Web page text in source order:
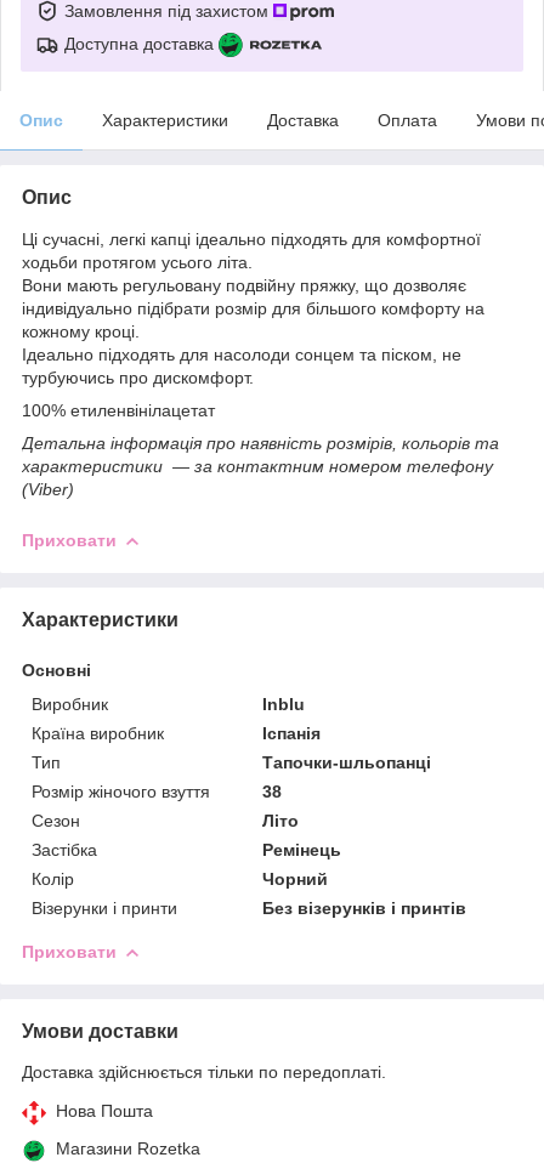
Замовлення під захистом
Доступна доставка
Опис Характеристики Доставка Оплата Умови
Опис
Ці сучасні, легкі капці ідеально підходять для комфортної
ходьби протягом усього літа.
Вони мають регульовану подвійну пряжку, що дозволяє
індивідуально підібрати розмір для більшого комфорту на
кожному кроці.
Ідеально підходять для насолоди сонцем та піском, не
турбуючись про дискомфорт.
100% етиленвінілацетат
Детальна інформація про наявність розмірів, кольорів та
характеристики ― за контактним номером телефону
(Viber)
Приховати
Характеристики
Основні
Виробник
Inblu
Країна виробник
Іспанія
Тип
Тапочки-шльопанці
Розмір жіночого взуття
38
Сезон
Літо
Застібка
Ремінець
Колір
Чорний
Візерунки і принти
Без візерунків і принтів
Приховати
Умови доставки
Доставка здійснюється тільки по передоплаті.
Нова Пошта
Магазини Rozetka